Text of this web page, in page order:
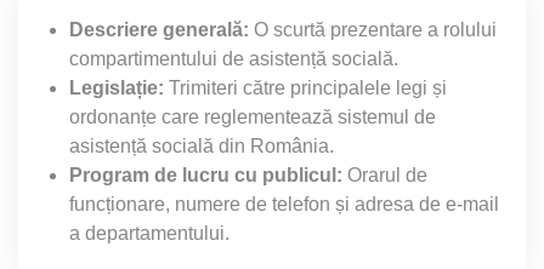
Descriere generală: O scurtă prezentare a rolului
compartimentului de asistență socială.
Legislație: Trimiteri către principalele legi și
ordonanțe care reglementează sistemul de
asistență socială din România.
Program de lucru cu publicul: Orarul de
funcționare, numere de telefon și adresa de e-mail
a departamentului.